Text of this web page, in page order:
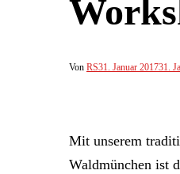
Von RS31. Januar 201731.
Mit unserem
Waldmünchen ist